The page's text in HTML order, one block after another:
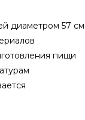
диаметром 57 см
пищи